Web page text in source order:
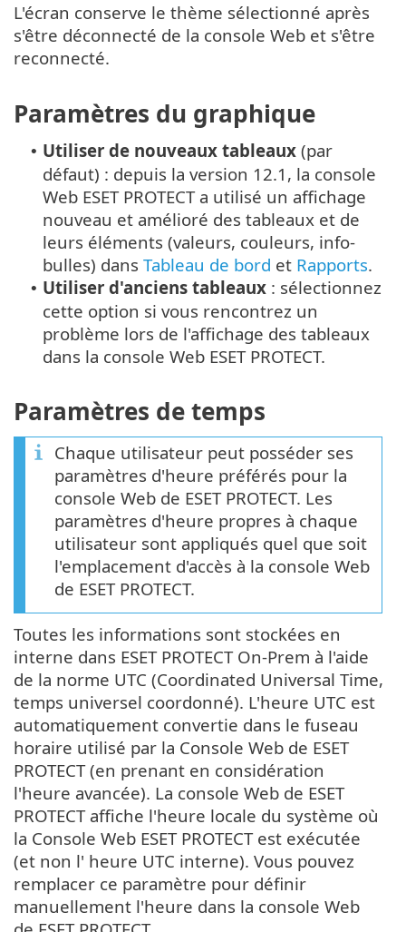
L'écran conserve le thème sélectionné après
s'être déconnecté de la console Web et s'être
reconnecté.
Paramètres du graphique
• Utiliser de nouveaux tableaux (par
défaut) : depuis la version 12.1, la console
Web ESET PROTECT a utilisé un affichage
nouveau et amélioré des tableaux et de
leurs éléments (valeurs, couleurs, info-
bulles) dans Tableau de bord et Rapports.
• Utiliser d'anciens tableaux : sélectionnez
cette option si vous rencontrez un
problème lors de l'affichage des tableaux
dans la console Web ESET PROTECT.
Paramètres de temps
Chaque utilisateur peut posséder ses
paramètres d'heure préférés pour la
console Web de ESET PROTECT. Les
paramètres d'heure propres à chaque
utilisateur sont appliqués quel que soit
l'emplacement d'accès à la console Web
de ESET PROTECT.
Toutes les informations sont stockées en
interne dans ESET PROTECT On-Prem à l'aide
de la norme UTC (Coordinated Universal Time,
temps universel coordonné). L'heure UTC est
automatiquement convertie dans le fuseau
horaire utilisé par la Console Web de ESET
PROTECT (en prenant en considération
l'heure avancée). La console Web de ESET
PROTECT affiche l'heure locale du système où
la Console Web ESET PROTECT est exécutée
(et non l' heure UTC interne). Vous pouvez
remplacer ce paramètre pour définir
manuellement l'heure dans la console Web